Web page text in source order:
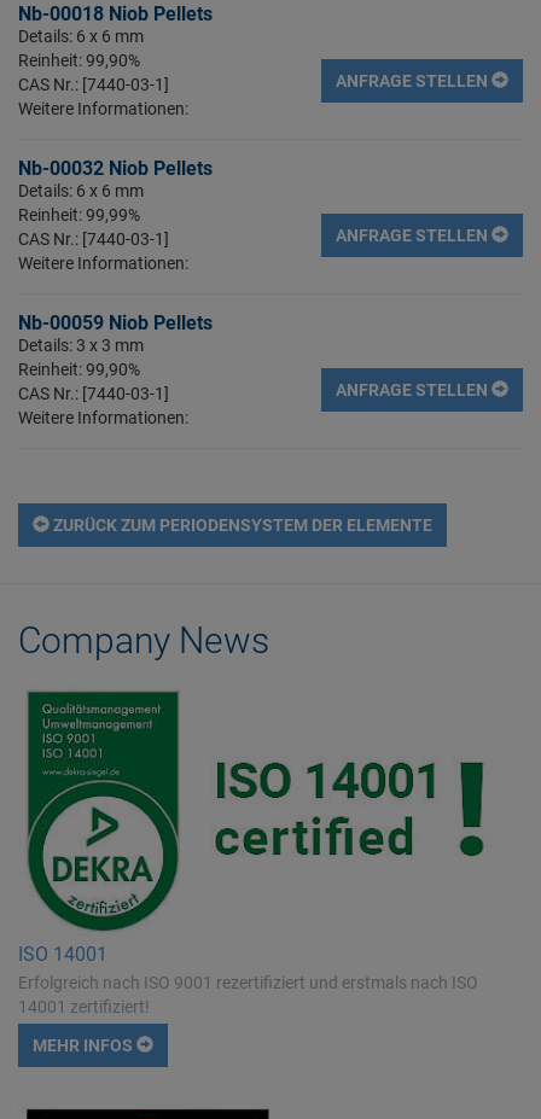
Nb-00018 Niob Pellets
Details: 6 x 6 mm
Reinheit: 99,90%
CAS Nr.: [7440-03-1]
Weitere Informationen:
ANFRAGE STELLEN
Nb-00032 Niob Pellets
Details: 6 x 6 mm
Reinheit: 99,99%
CAS Nr.: [7440-03-1]
Weitere Informationen:
ANFRAGE STELLEN
Nb-00059 Niob Pellets
Details: 3 x 3 mm
Reinheit: 99,90%
CAS Nr.: [7440-03-1]
Weitere Informationen:
ANFRAGE STELLEN
ZURÜCK ZUM PERIODENSYSTEM DER ELEMENTE
Company News
ISO 14001
Erfolgreich nach ISO 9001 rezertifiziert und erstmals nach ISO
14001 zertifiziert!
MEHR INFOS